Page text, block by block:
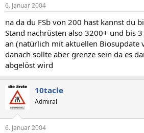
6. Januar 2004
na da du FSb von 200 hast kannst du
Stand nachrüsten also 3200+ und bis
an (natürlich mit aktuellen Biosupdate
danach sollte aber grenze sein da es
abgelöst wird
10tacle
Admiral
6. Januar 2004